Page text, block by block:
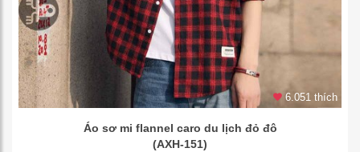
6.051 thích
Áo sơ mi flannel caro du lịch đỏ đô
(AXH-151)